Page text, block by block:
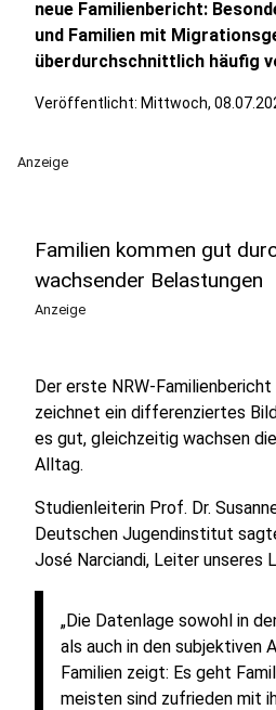
neue Familienbericht:
und Familien mit
überdurchschnittlich häufig
Veröffentlicht: Mittwoch,
Anzeige
Familien kommen gut
wachsender Belastungen
Anzeige
Der erste NRW-
zeichnet ein differenziertes
es gut, gleichzeitig wachsen
Alltag.
Studienleiterin Prof. Dr.
Deutschen Jugendinstitut
José Narciandi, Leiter unseres
„Die Datenlage sowohl in
als auch in den subjektiven
Familien zeigt: Es geht
meisten sind zufrieden mit